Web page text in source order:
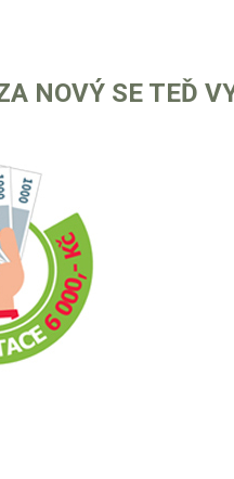
NOVÝ SE TEĎ